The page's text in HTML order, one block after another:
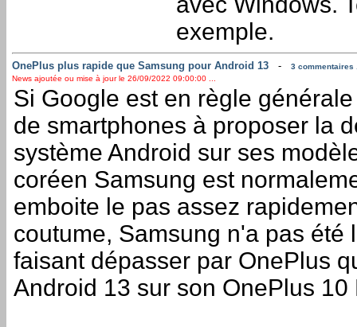
exemple.
OnePlus plus rapide que Samsung pour Android 13 -
3 commentaires
News ajoutée ou mise à jour le 26/09/2022 09:00:00 ...
Si Google est en règle
de smartphones à proposer la
système Android sur ses
coréen Samsung est
emboite le pas assez
coutume, Samsung n'a pas été
faisant dépasser par OnePlus
Android 13 sur son OnePlus 10